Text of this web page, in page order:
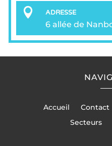
 ADRESSE
6 allée de
Accueil Contact
Secteurs